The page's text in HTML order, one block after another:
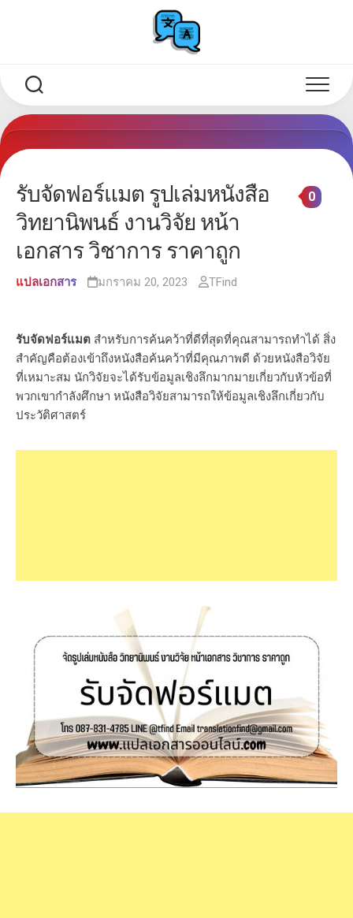
รับจัดฟอร์แมต รูปเล่มหนังสือ
วิทยานิพนธ์ งานวิจัย หน้า
เอกสาร วิชาการ ราคาถูก
แปลเอกสาร มกราคม 20, 2023 TFind
0
รับจัดฟอร์แมต สำหรับการค้นคว้าที่ดีที่สุดที่คุณสามารถทำได้ สิ่ง
สำคัญคือต้องเข้าถึงหนังสือค้นคว้าที่มีคุณภาพดี ด้วยหนังสือวิจัย
ที่เหมาะสม นักวิจัยจะได้รับข้อมูลเชิงลึกมากมายเกี่ยวกับหัวข้อที่
พวกเขากำลังศึกษา หนังสือวิจัยสามารถให้ข้อมูลเชิงลึกเกี่ยวกับ
ประวัติศาสตร์